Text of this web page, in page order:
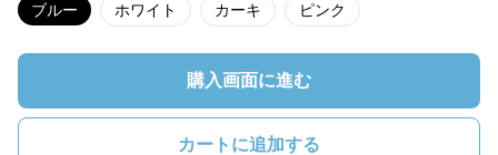
ブルー ホワイト カーキ ピンク
購入画面に進む
カートに追加する